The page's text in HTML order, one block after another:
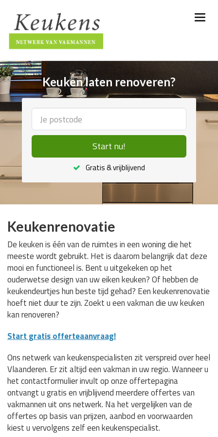
Keuken laten renoveren?
Start nu!
Gratis & vrijblijvend
Keukenrenovatie
De keuken is één van de ruimtes in een woning die het
meeste wordt gebruikt. Het is daarom belangrijk dat deze
mooi en functioneel is. Bent u uitgekeken op het
ouderwetse design van uw eiken keuken? Of hebben de
keukendeurtjes hun beste tijd gehad? Een keukenrenovatie
hoeft niet duur te zijn. Zoekt u een vakman die uw keuken
kan renoveren?
Start gratis offerteaanvraag!
Ons netwerk van keukenspecialisten zit verspreid over heel
Vlaanderen. Er zit altijd een vakman in uw regio. Wanneer u
het contactformulier invult op onze offertepagina
ontvangt u gratis en vrijblijvend meerdere offertes van
vakmannen uit ons netwerk. Na het vergelijken van de
offertes op basis van prijzen, aanbod en voorwaarden
kiest u vervolgens zelf een keukenspecialist.